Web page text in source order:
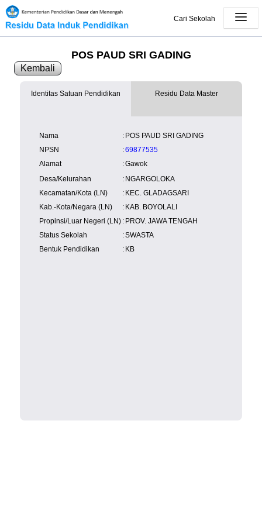
Cari Sekolah
POS PAUD SRI GADING
Kembali
Identitas Satuan Pendidikan
Nama : POS PAUD SRI GADING
NPSN
:69877535
Alamat
:Gawok
Desa/Kelurahan
: NGARGOLOKA
Kecamatan/Kota (LN)
: KEC. GLADAGSARI
Kab.-Kota/Negara (LN)
: KAB. BOYOLALI
Propinsi/Luar Negeri (LN) : PROV. JAWA TENGAH
Status Sekolah
:SWASTA
Bentuk Pendidikan
: KB
Residu Data Master